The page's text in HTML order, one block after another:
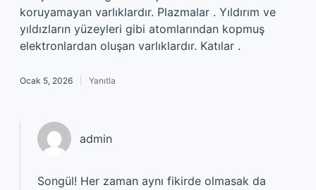
koruyamayan varlıklardır. Plazmalar . Yıldırım ve
yıldızların yüzeyleri gibi atomlarından kopmuş
elektronlardan oluşan varlıklardır. Katılar .
Ocak 5, 2026 Yanıtla
admin
Songül! Her zaman aynı fikirde olmasak da